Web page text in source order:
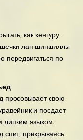
как кенгуру.
лап шиншиллы
передвигаться по
просовывает свою
и поедает
липким языком.
спит, прикрываясь